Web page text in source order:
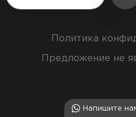
Политика
Предложение не
Напишите